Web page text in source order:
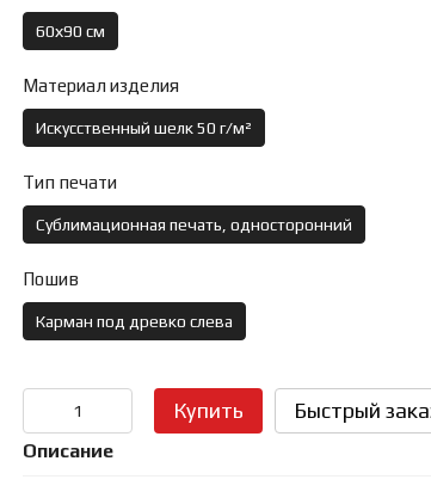
60х90 см
Материал изделия
Искусственный шелк 50 г/м²
Тип печати
Сублимационная печать, односторонний
Пошив
Карман под древко слева
Купить Быстрый
Описание